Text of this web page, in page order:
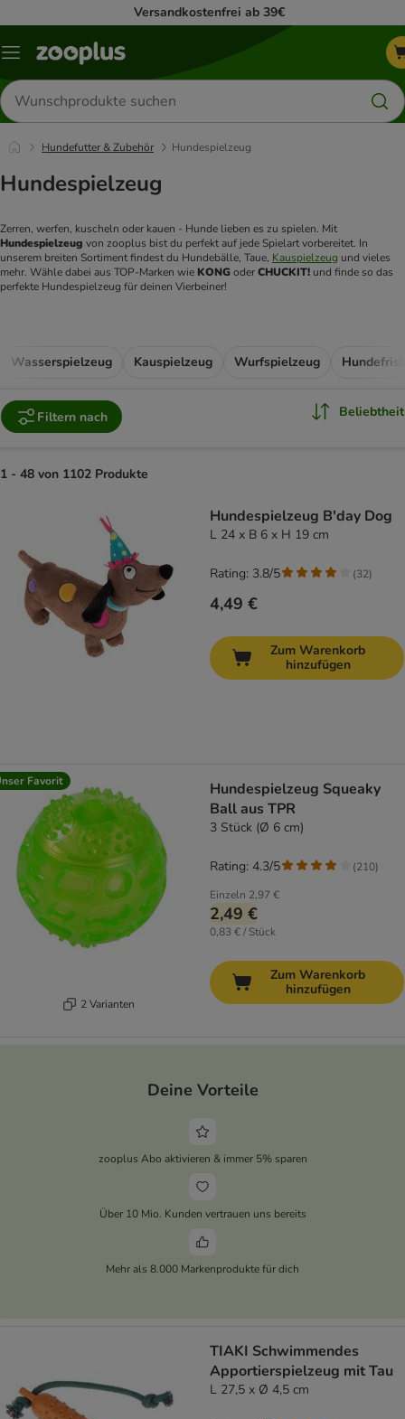
Versandkostenfrei ab 39€
Menü
Produkte
suchen
Hundefutter & Zubehör Hundespielzeug
Hundespielzeug
Hundespielzeug von zooplus bist du perfekt auf jede Spielart vorbereitet. In
unserem breiten Sortiment findest du Hundebälle, Taue, Kauspielzeug und vieles
mehr. Wähle dabei aus TOP-Marken wie KONG oder CHUCKIT! und finde so das
perfekte Hundespielzeug für deinen Vierbeiner!
Wasserspielzeug Kauspielzeug Wurfspielzeug
Filtern nach Beliebtheit
1 - 48 von 1102 Produkte
Hundespielzeug B'day Dog
L 24 x B 6 x H 19 cm
4,49 €
Rating: 3.8/5 (32)
Zum Warenkorb
hinzufügen
Favorit
2 Varianten
Hundespielzeug Squeaky
Ball aus TPR
3 Stück (Ø 6 cm)
Einzeln 2,97 €
2,49 €
0,83 € / Stück
Rating: 4.3/5 (210)
Zum Warenkorb
hinzufügen
Deine Vorteile
zooplus Abo aktivieren & immer 5% sparen
Über 10 Mio. Kunden vertrauen uns bereits
Mehr als 8.000 Markenprodukte für dich
TIAKI Schwimmendes
Apportierspielzeug mit Tau
L 27,5 x Ø 4,5 cm